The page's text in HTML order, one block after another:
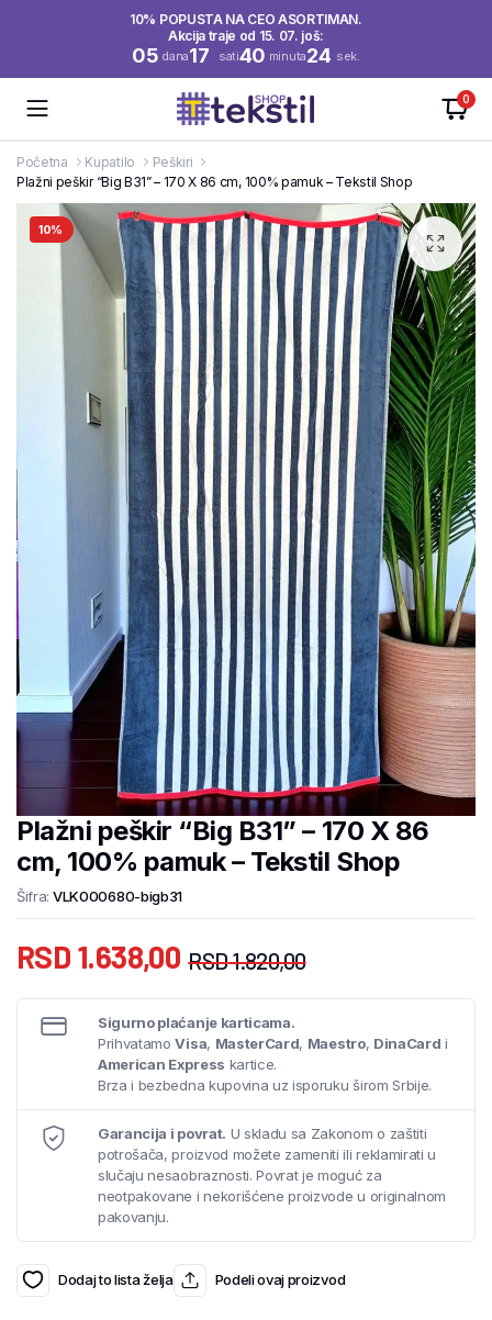
10% POPUSTA NA CEO ASORTIMAN.
Akcija traje od 15. 07. još:
05 dana17 sati40 minuta23 sek.
0
Početna Kupatilo
Peškiri
Plažni peškir “Big B31” – 170 X 86 cm, 100% pamuk – Tekstil Shop
10%
Plažni peškir “Big B31” – 170 X 86
cm, 100% pamuk – Tekstil Shop
Šifra: VLK000680-bigb31
RSD1.820,00
RSD 1.638,00
Sigurno plaćanje karticama.
PrihvatamoVisa, MasterCard, Maestro, DinaCard i
American Express kartice.
Brza i bezbedna kupovina uz isporuku širom Srbije.
Garancija i povrat. U skladu sa Zakonom o zaštiti
potrošača, proizvod možete zameniti ili reklamirati u
slučaju nesaobraznosti. Povrat je moguć za
neotpakovane i nekorišćene proizvode u originalnom
pakovanju.
Dodaj to lista želja Podeli ovaj proizvod